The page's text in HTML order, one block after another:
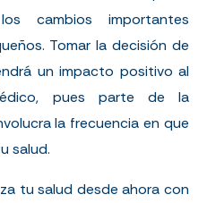
cambios importantes
Tomar la decisión de
un impacto positivo al
pues parte de la
la frecuencia en que
salud.
tu salud desde ahora con